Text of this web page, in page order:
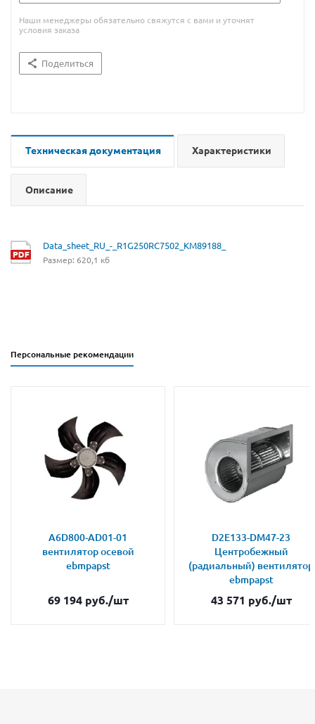
Наши менеджеры обязательно свяжутся с вами и уточнят
условия заказа
Поделиться
Техническая документация Характеристики
Описание
Data_sheet_RU_-_R1G250RC7502_KM89188_
Размер: 620,1 кб
Персональные рекомендации
A6D800-AD01-01
вентилятор осевой
ebmpapst
69 194руб./шт
D2E133-DM47-23
Центробежный
(радиальный) вентилятор
ebmpapst
43 571 руб./шт